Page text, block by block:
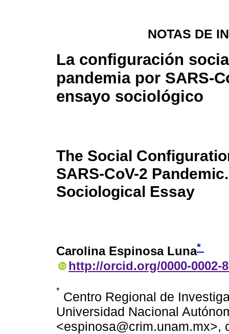
NOTAS DE
La configuración
pandemia por SARS-
ensayo sociológico
The Social
SARS-CoV-2
Sociological Essay
Carolina Espinosa Luna*
http://orcid.org/0000-0002-
* Centro Regional de
Universidad Nacional
<espinosa@crim.unam.mx>,